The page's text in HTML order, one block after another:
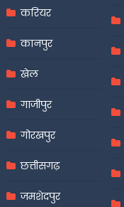
करियर
कानपुर
खेल
गाजीपुर
गोरखपुर
छत्तीसगढ़
जमशेदपुर